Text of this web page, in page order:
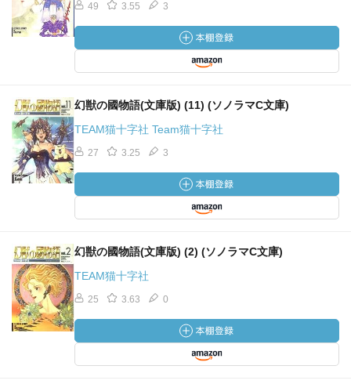
49 3.55 3
幻獣の國物語(文庫版) (11) (ソノラマC文庫)
TEAM猫十字社 Team猫十字社
27 3.25 3
幻獣の國物語(文庫版) (2) (ソノラマC文庫)
TEAM猫十字社
25 3.63 0